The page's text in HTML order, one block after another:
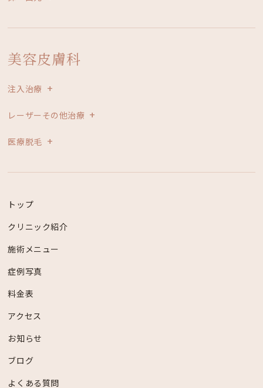
美容皮膚科
注入治療
レーザーその他治療
医療脱毛
トップ
クリニック紹介
施術メニュー
症例写真
料金表
アクセス
お知らせ
ブログ
よくある質問